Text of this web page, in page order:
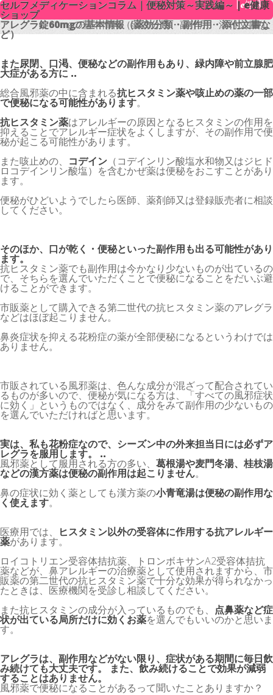
セルフメディケーションコラム｜便秘対策～実践編～ | e健康
ショップ
アレグラ錠60mgの基本情報（薬効分類・副作用・添付文書な
ど）
また尿閉、口渇、便秘などの副作用もあり、緑内障や前立腺肥
大症がある方に ..
総合風邪薬の中に含まれる抗ヒスタミン薬や咳止めの薬の一部
で便秘になる可能性があります。
抗ヒスタミン薬はアレルギーの原因となるヒスタミンの作用を
抑えることでアレルギー症状をよくしますが、その副作用で便
秘が起こる可能性があります。
また咳止めの、 コデイン （コデインリン酸塩水和物又はジヒド
ロコデインリン酸塩）を含むかぜ薬は便秘をおこすことがあり
ます。
便秘がひどいようでしたら医師、薬剤師又は登録販売者に相談
してください。
そのほか、口が乾く・便秘といった副作用も出る可能性があり
ます。
抗ヒスタミン薬でも副作用は今かなり少ないものが出ているの
で、そちらを選んでいただくことで便秘になることをだいぶ避
けることができます。
市販薬として購入できる第二世代の抗ヒスタミン薬のアレグラ
などはほぼ起こりません。
鼻炎症状を抑える花粉症の薬が全部便秘になるというわけでは
ありません。
市販されている風邪薬は、色んな成分が混ざって配合されてい
るものが多いので、便秘が気になる方は、「すべての風邪症状
に効く」というものではなく、成分をみて副作用の少ないもの
を選んでいただければと思います。
実は、私も花粉症なので、シーズン中の外来担当日には必ずア
レグラを服用します。 ..
風邪薬として服用される方の多い、 葛根湯や麦門冬湯、桂枝湯
などの漢方薬は便秘の副作用は起こりません。
鼻の症状に効く薬としても漢方薬の小青竜湯は便秘の副作用な
く使えます。
医療用では、 ヒスタミン以外の受容体に作用する抗アレルギー
薬があります。
ロイコトリエン受容体拮抗薬、トロンボキサンA2受容体拮抗
薬などが、鼻アレルギーの治療薬として使用されますから、市
販薬の第二世代の抗ヒスタミン薬で十分な効果が得られなかっ
たときは、医療機関を受診し相談してください。
また抗ヒスタミンの成分が入っているものでも、 点鼻薬など症
状が出ている局所だけに効くお薬を選んでもいいのかと思いま
す。
アレグラは、副作用などがない限り、症状がある期間に毎日飲
み続けても大丈夫です。 また、飲み続けることで効果が減弱
することはありません。
風邪薬で便秘になることがあるって聞いたことありますか？
セルフメディケーションコラム｜便秘対策～実践編～ | e健康
ショップ
アレグラ錠60mgの基本情報（薬効分類・副作用・添付文書な
ど）